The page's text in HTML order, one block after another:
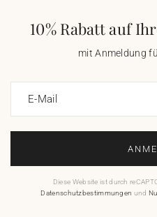
10% Rabatt auf
mit Anmeldung
E-Mail
Diese Website ist durch
Datenschutzbestimmungen und